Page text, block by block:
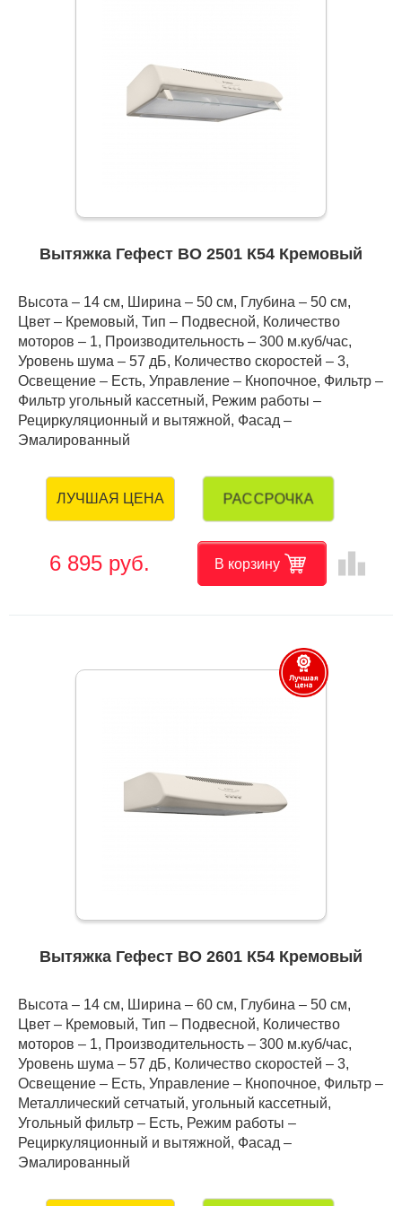
Вытяжка Гефест ВО 2501 К54 Кремовый
Высота – 14 см, Ширина – 50 см, Глубина – 50 см,
Цвет – Кремовый, Тип – Подвесной, Количество
моторов – 1, Производительность – 300 м.куб/час,
Уровень шума – 57 дБ, Количество скоростей – 3,
Освещение – Есть, Управление – Кнопочное, Фильтр –
Фильтр угольный кассетный, Режим работы –
Рециркуляционный и вытяжной, Фасад –
Эмалированный
ЛУЧШАЯ ЦЕНА РАССРОЧКА
6 895 руб. В корзину leaderboard
Вытяжка Гефест ВО 2601 К54 Кремовый
Высота – 14 см, Ширина – 60 см, Глубина – 50 см,
Цвет – Кремовый, Тип – Подвесной, Количество
моторов – 1, Производительность – 300 м.куб/час,
Уровень шума – 57 дБ, Количество скоростей – 3,
Освещение – Есть, Управление – Кнопочное, Фильтр –
Металлический сетчатый, угольный кассетный,
Угольный фильтр – Есть, Режим работы –
Рециркуляционный и вытяжной, Фасад –
Эмалированный